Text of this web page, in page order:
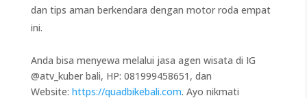
dan tips aman berkendara dengan motor roda empat
ini.
Anda bisa menyewa melalui jasa agen wisata di IG
@atv_kuber bali, HP: 081999458651, dan
Website: https://quadbikebali.com. Ayo nikmati